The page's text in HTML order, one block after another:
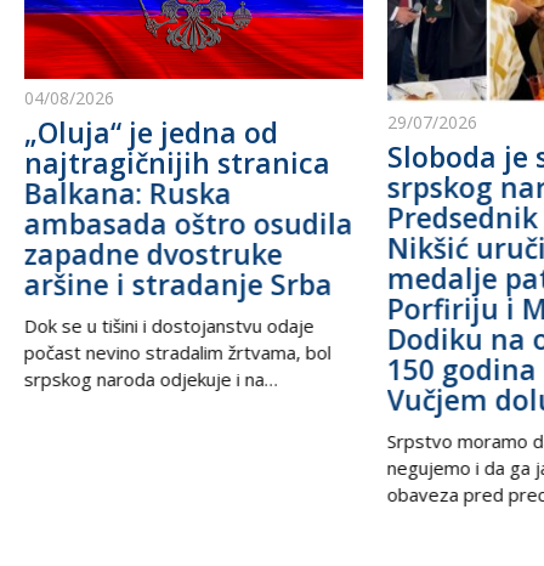
04/08/2026
„Oluja“ je jedna od
najtragičnijih stranica
Balkana: Ruska
ambasada oštro osudila
zapadne dvostruke
aršine i stradanje Srba
Dok se u tišini i dostojanstvu odaje
počast nevino stradalim žrtvama, bol
srpskog naroda odjekuje i na
29/07/2026
Sloboda je
srpskog
Nikšić
medalje
Porfiriju i
Dodiku na
150
Vučjem
Srpstvo moramo
negujemo i da ga
obaveza pred